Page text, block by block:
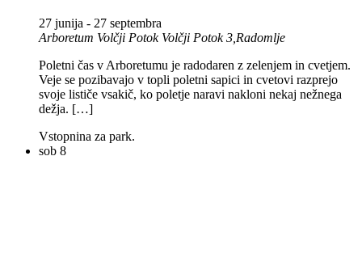
27 junija - 27 septembra
Arboretum Volčji Potok Volčji Potok 3,Radomlje
Poletni čas v Arboretumu je radodaren z zelenjem in cvetjem.
Veje se pozibavajo v topli poletni sapici in cvetovi razprejo
svoje lističe vsakič, ko poletje naravi nakloni nekaj nežnega
dežja. […]
Vstopnina za park.
sob 8